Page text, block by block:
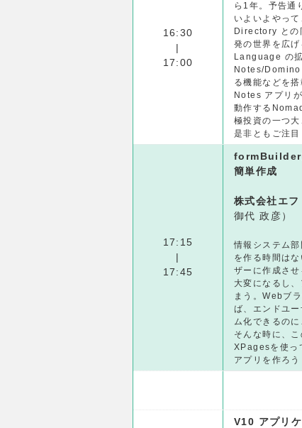
16:30
|
17:00
ら1年。予告通
いよいよやっ
Directory との
発の世界を広
Language の拡
Notes/Domino
る機能などを搭
Notes アプリ
動作する
極投資の一つ
是非ともご注目
17:15
|
17:45
formBuilder
簡単作成
株式会社エフ
御代 政彦）
情報システム
を作る時間は
ザーに作成さ
大変になるし
まう。Webブ
ば、エンドユ
ム化できるの
そんな時に、
XPagesを使っ
アプリを作ろう
V10 アプリ